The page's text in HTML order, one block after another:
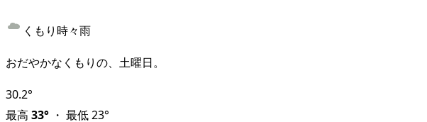
くもり時々雨
おだやかなくもりの、土曜日。
30.2°
最高 33° ・ 最低23°